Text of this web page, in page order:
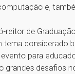
e,
reitor de
tema considerado
para
grandes desafios